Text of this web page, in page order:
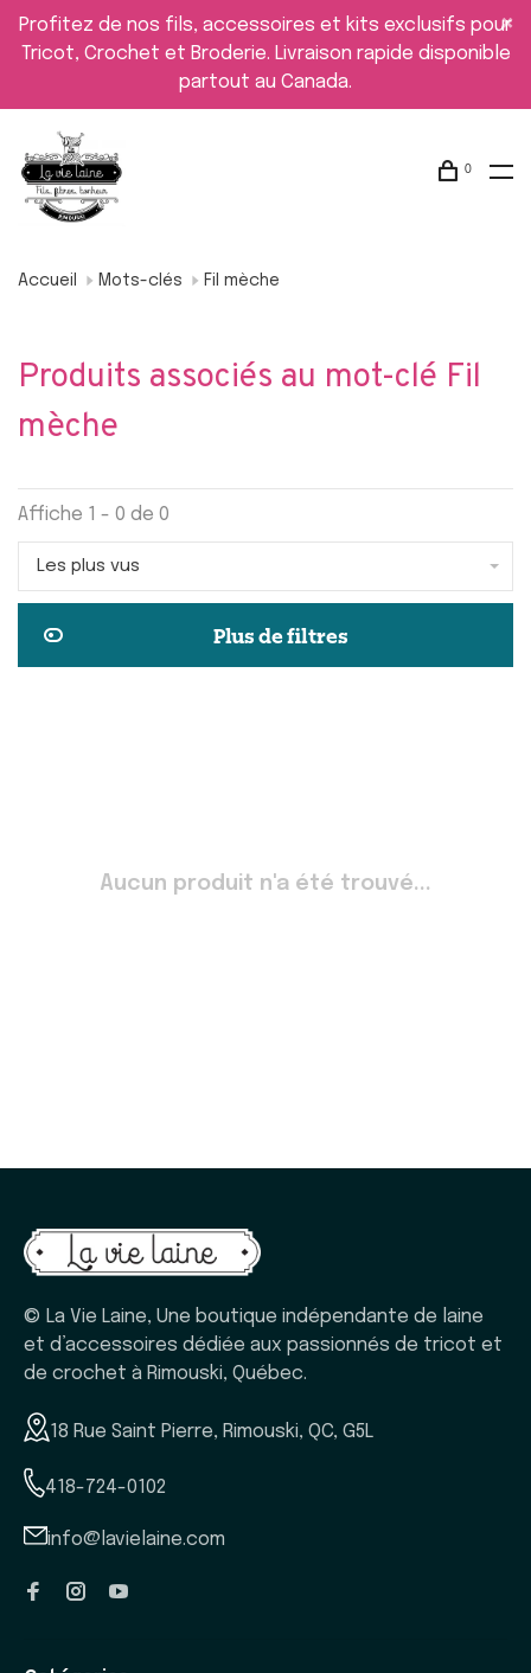
Profitez de nos fils, accessoires et kits exclusifs pour
Tricot, Crochet et Broderie. Livraison rapide disponible
partout au Canada.
0
Accueil Mots-clés Fil mèche
Produits associés au mot-clé Fil
mèche
Affiche 1 - 0 de 0
Les plus vus
Plus de filtres
Aucun produit n'a été trouvé...
© La Vie Laine, Une boutique indépendante de laine
et d’accessoires dédiée aux passionnés de tricot et
de crochet à Rimouski, Québec.
18 Rue Saint Pierre, Rimouski, QC, G5L
418-724-0102
info@lavielaine.com